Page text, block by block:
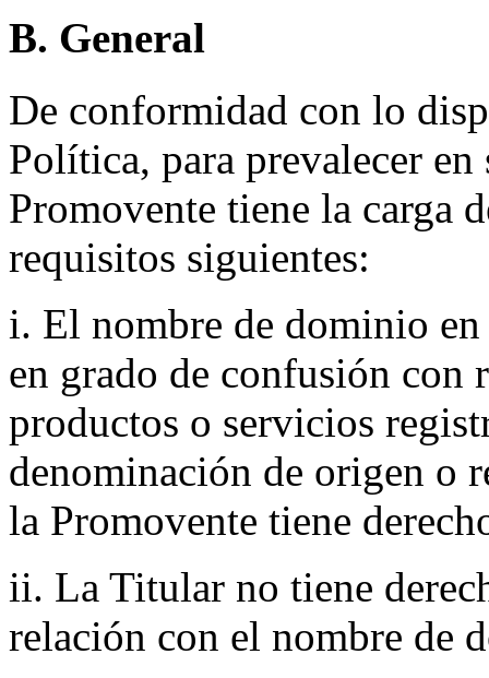
B. General
De conformidad con lo
Política, para prevalecer
Promovente tiene la carga
requisitos siguientes:
i. El nombre de dominio
en grado de confusión con
productos o servicios
denominación de origen o
la Promovente tiene
ii. La Titular no tiene
relación con el nombre de